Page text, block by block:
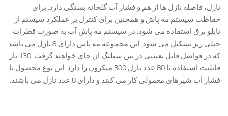
نازل، فاصله نازل ها از هم و فشار آب گلخانه بستگی دارد. برای
حفاظت سیستم مه پاش و همچنین برای کنترل بر عملکرد سیستم از
تابلو برق استفاده می شود. در سیستم مه پاش آب به صورت قطرات
خیلی ریز تشکیل می شود. این مجموعه مه پاش دارای 8 نازل می باشد
که در فواصل قابل تعیینی در بین شیلنگ آن جای خواهند گرفت. 130 بار
قابلیت استفاده تا 80 عدد نازل 300 میکرون را دارد. این نوع محصول با
فشار آب شیرهای معمولی کار می کنند و دارای 8 عدد نازل می باشند.